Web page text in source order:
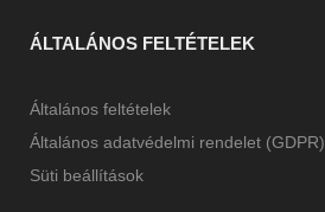
ÁLTALÁNOS FELTÉTELEK
Általános feltételek
Általános adatvédelmi rendelet (GDPR)
Süti beállítások